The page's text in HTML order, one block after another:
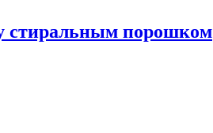
стиральным порошком